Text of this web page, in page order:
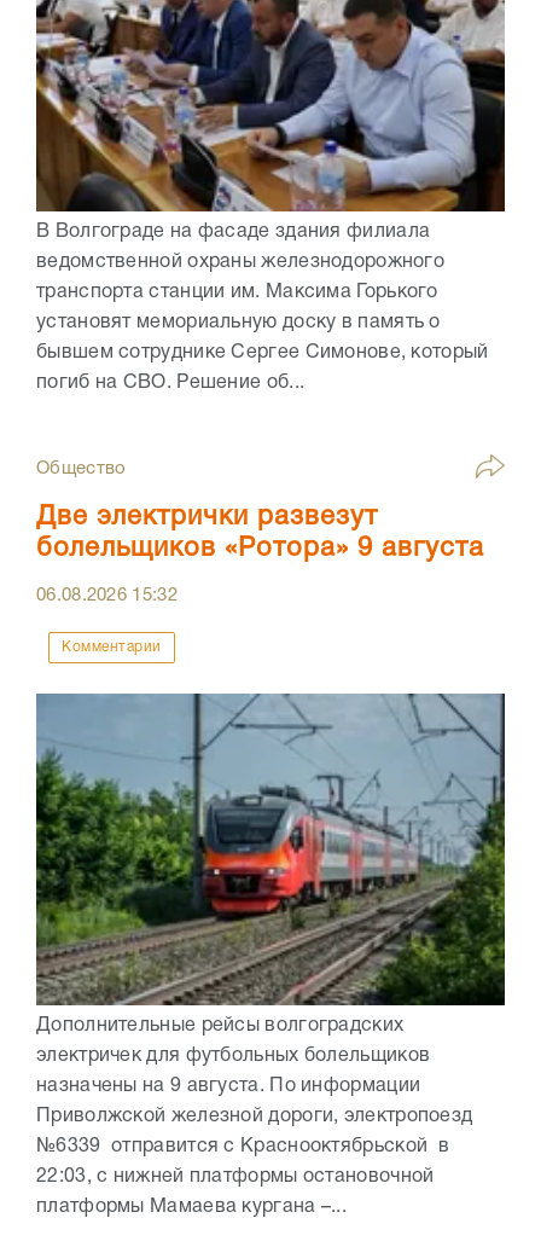
В Волгограде на фасаде здания филиала
ведомственной охраны железнодорожного
транспорта станции им. Максима Горького
установят мемориальную доску в память о
бывшем сотруднике Сергее Симонове, который
погиб на СВО. Решение об...
Общество
Две электрички развезут
болельщиков «Ротора» 9 августа
06.08.2026 15:32
Комментарии
Дополнительные рейсы волгоградских
электричек для футбольных болельщиков
назначены на 9 августа. По информации
Приволжской железной дороги, электропоезд
№6339 отправится с Краснооктябрьской в
22:03, с нижней платформы остановочной
платформы Мамаева кургана –...